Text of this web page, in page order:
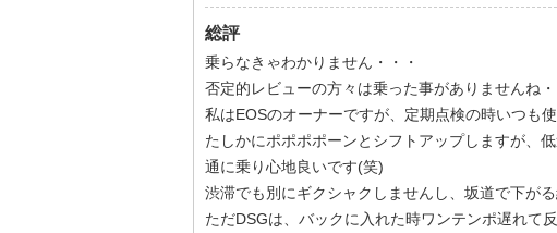
総評
乗らなきゃわかりません・・・
否定的レビューの方々は乗った事がありませんね・
私はEOSのオーナーですが、定期点検の時いつも
たしかにポポポポーンとシフトアップしますが、
通に乗り心地良いです(笑)
渋滞でも別にギクシャクしませんし、坂道で下がる
ただDSGは、バックに入れた時ワンテンポ遅れて